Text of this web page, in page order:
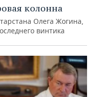
колонна
Олега Жогина,
винтика